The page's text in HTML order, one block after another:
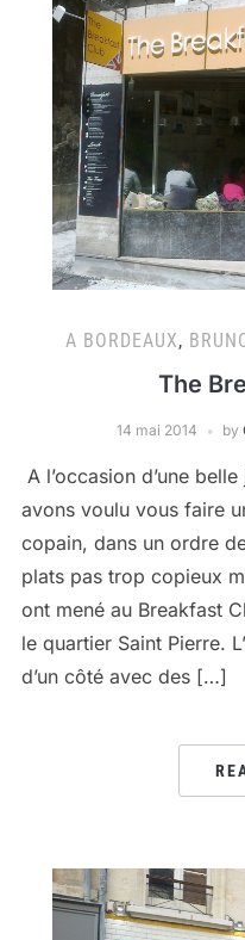
A BORDEAUX,
The
14 mai 2014 by
A l’occasion d’une
avons voulu vous faire
copain, dans un ordre
plats pas trop copieux
ont mené au Breakfast
le quartier Saint Pierre.
d’un côté avec des […]